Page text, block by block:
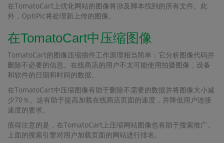
在TomatoCart上优化网站的图像将涉及脚本找到的所有文件。此
外，OptiPic将处理新上传的图像。
在TomatoCart中压缩图像
TomatoCart的图像压缩插件工作原理相当简单：它分析图像代码并
删除不必要的信息。在线商店的用户不太可能使用拍摄图像，设备
和软件的日期和时间的数据。
在TomatoCart中压缩图像有助于删除不需要的数据并将图像大小减
少70％。这有助于提高加载在线商店页面的速度，并降低用户连接
速度的要求。
值得注意的是，在TomatoCart上压缩网站图像也有助于搜索推广。
上面的搜索引擎对用户加载页面的网站进行排名。